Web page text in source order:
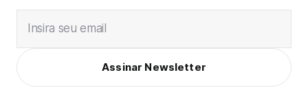
Insira seu email
Assinar Newsletter